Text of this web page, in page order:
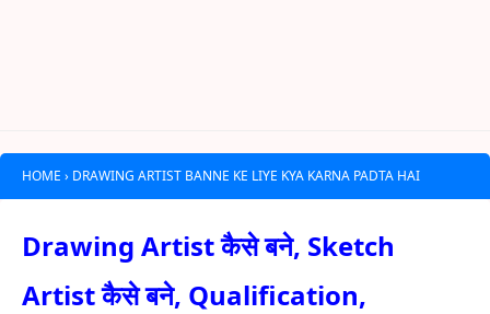
HOME › DRAWING ARTIST BANNE KE LIYE KYA KARNA PADTA HAI
Drawing Artist कैसे बने, Sketch
Artist कैसे बने, Qualification,